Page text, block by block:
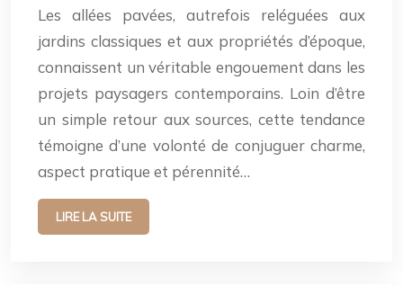
Les allées pavées, autrefois reléguées aux
jardins classiques et aux propriétés d’époque,
connaissent un véritable engouement dans les
projets paysagers contemporains. Loin d’être
un simple retour aux sources, cette tendance
témoigne d’une volonté de conjuguer charme,
aspect pratique et pérennité…
LIRE LA SUITE